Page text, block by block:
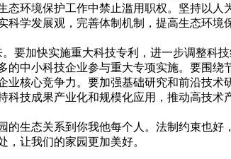
环境保护工作中禁止滥用职权。坚持以
学发展观，完善体制机制，提高生态环境
加快实施重大科技专利，进一步调整科
中小科技企业参与重大专项实施。要围
核心竞争力。要加强基础研究和前沿技
技成果产业化和规模化应用，推动高技
生态关系到你我他每个人。法制约束也
让我们的家园更加美好。